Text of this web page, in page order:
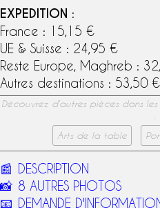
EXPEDITION :
France : 15,15 €
UE & Suisse : 24,95 €
Reste Europe, Maghreb :
Autres destinations : 53,50 €
Découvrez d’autres pièces dans
:
Arts de la table
📰 DESCRIPTION
📸 8 AUTRES PHOTOS
📧 DEMANDE